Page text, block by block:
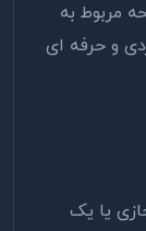
مربوط به
و حرفه ای
یا یک